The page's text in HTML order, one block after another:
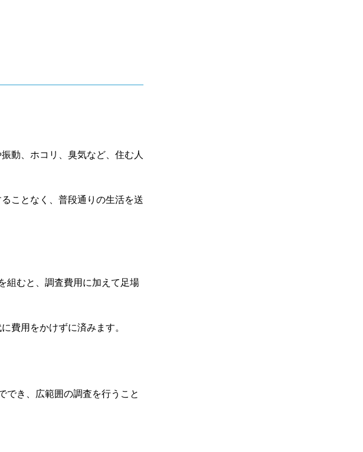
動、ホコリ、臭気など、住む人
ことなく、普段通りの生活を送
組むと、調査費用に加えて足場
費用をかけずに済みます。
でき、広範囲の調査を行うこと